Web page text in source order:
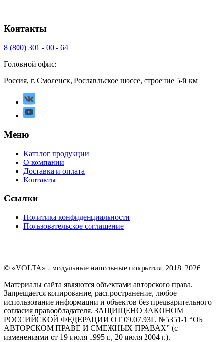
Контакты
8 (800) 301 - 00 - 64
Головной офис:
Россия, г. Смоленск, Рославльское шоссе, строение 5-й км
Меню
Каталог продукции
О компании
Доставка и оплата
Контакты
Ссылки
Политика конфиденциальности
Пользовательское соглашение
© «VOLTA» - модульные напольные покрытия, 2018–2026
Материалы сайта являются объектами авторского права.
Запрещается копирование, распространение, любое
использование информации и объектов без предварительного
согласия правообладателя. ЗАЩИЩЕНО ЗАКОНОМ
РОССИЙСКОЙ ФЕДЕРАЦИИ ОТ 09.07.93Г. №5351-1 “ОБ
АВТОРСКОМ ПРАВЕ И СМЕЖНЫХ ПРАВАХ” (с
изменениями от 19 июля 1995 г., 20 июля 2004 г.).